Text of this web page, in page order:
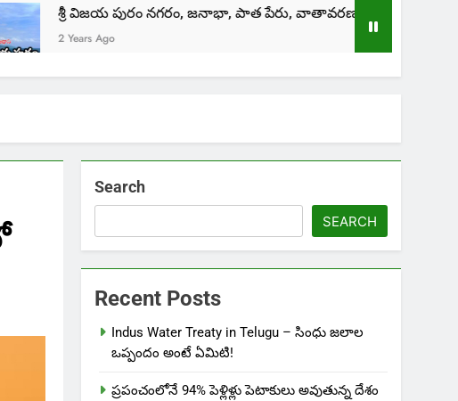
పురం నగరం, జనాభా, పాత పేరు, వాతావరణం, భాషలు, సంస్కృతి మరియు ఇతర
Search
SEARCH
Recent Posts
Indus Water Treaty in Telugu – సింధు జలాల
ఒప్పందం అంటే ఏమిటి!
ప్రపంచంలోనే 94% పెళ్లిళ్లు పెటాకులు అవుతున్న దేశం